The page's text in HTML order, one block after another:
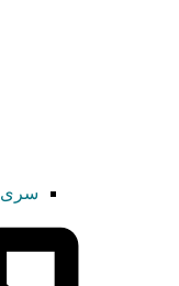
سری RAy